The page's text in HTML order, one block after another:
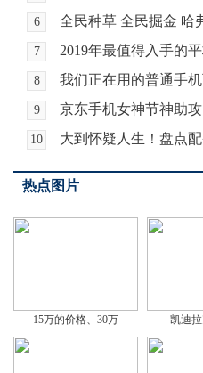
6 全民种草 全民掘金 哈
7 2019年最值得入手的
8 我们正在用的普通手
9 京东手机女神节神助
10 大到怀疑人生！盘点
热点图片
15万的价格、30万 凯迪